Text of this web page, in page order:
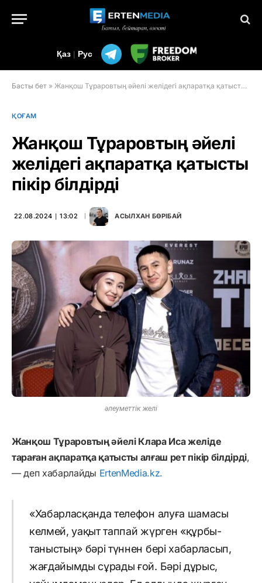
Қаз | Рус
Басты бет » Жанқош Тұраровтың әйелі желідегі ақпаратқа қатысты пікір білдірді
ҚОҒАМ
Жанқош Тұраровтың әйелі
желідегі ақпаратқа қатысты
пікір білдірді
22.08.2024 ∣ 13:02 АСЫЛХАН БӨРІБАЙ
әлеуметтік желі
Жанқош Тұраровтың әйелі Клара Иса желіде
тараған ақпаратқа қатысты алғаш рет пікір білдірді,
— деп хабарлайды ErtenMedia.kz.
«Хабарласқанда телефон алуға шамасы
келмей, уақыт таппай жүрген «құрбы-
таныстың» бәрі түннен бері хабарласып,
жағдайымды сұрады ғой. Бәрі дұрыс,